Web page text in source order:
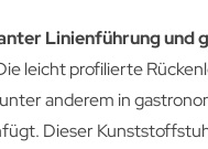
Linienführung und
leicht profilierte
anderem in
Dieser